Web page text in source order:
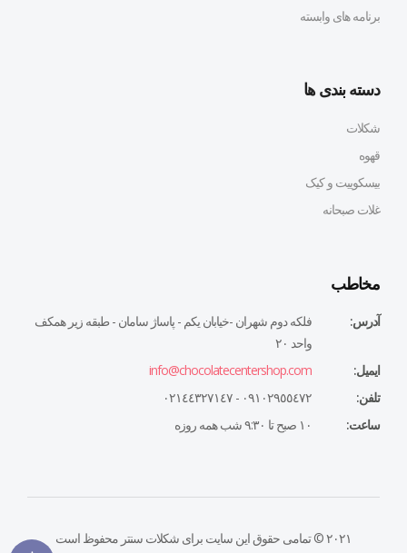
برنامه های وابسته
دسته بندی ها
شکلات
قهوه
بیسکوییت و کیک
غلات صبحانه
مخاطب
آدرس:
فلكه دوم شهران -خيابان يكم - پاساژ سامان - طبقه زير همكف
واحد ٢٠
ایمیل:
info@chocolatecentershop.com
تلفن:
٠٩١٠٢٩٥٥٤٧٢ - ٠٢١٤٤٣٢٧١٤٧
ساعت:
١٠ صبح تا ٩:٣٠ شب همه روزه
۲۰۲۱ © تمامی حقوق این سایت برای شکلات سنتر محفوظ است